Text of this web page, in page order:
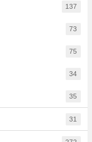
137
73
75
34
35
31